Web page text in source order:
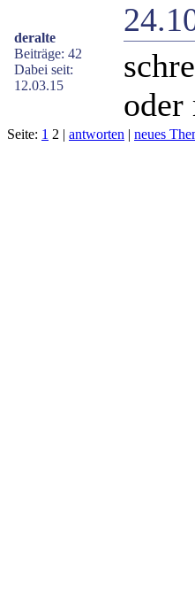
deralte
Beiträge: 42
Dabei seit:
12.03.15
oder
Seite: 1 2 | antworten | neues